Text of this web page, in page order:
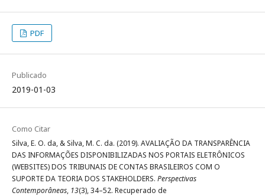
PDF
Publicado
2019-01-03
Como Citar
Silva, E. O. da, & Silva, M. C. da. (2019). AVALIAÇÃO DA TRANSPARÊNCIA
DAS INFORMAÇÕES DISPONIBILIZADAS NOS PORTAIS ELETRÔNICOS
(WEBSITES) DOS TRIBUNAIS DE CONTAS BRASILEIROS COM O
SUPORTE DA TEORIA DOS STAKEHOLDERS. Perspectivas
Contemporâneas, 13(3), 34–52. Recuperado de